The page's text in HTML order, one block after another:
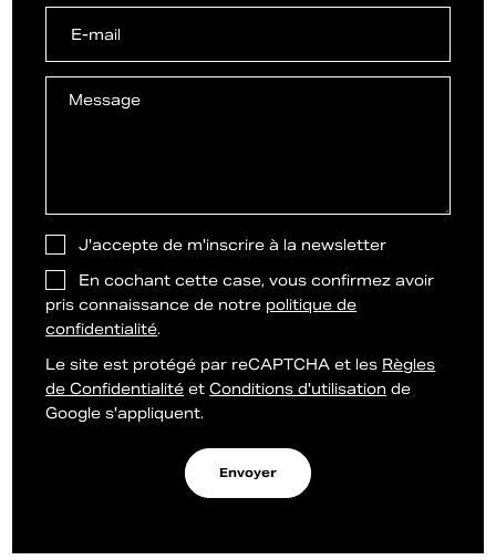
J'accepte de m'inscrire à la newsletter
En cochant cette case, vous confirmez avoir
pris connaissance de notre politique de
confidentialité.
Le site est protégé par reCAPTCHA et les Règles
de Confidentialité etConditions d'utilisation de
Google s'appliquent.
Envoyer